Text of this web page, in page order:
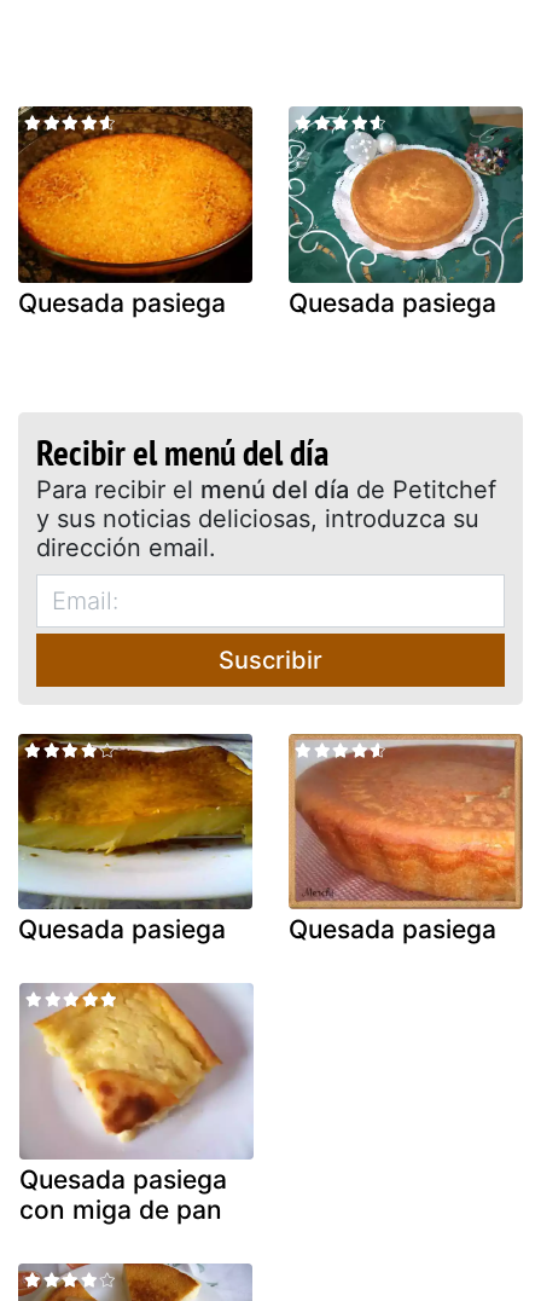
Quesada pasiega Quesada pasiega
Recibir el menú del día
Para recibir el menú del día de Petitchef
y sus noticias deliciosas, introduzca su
dirección email.
Suscribir
Quesada pasiega Quesada pasiega
Quesada pasiega
con miga de pan